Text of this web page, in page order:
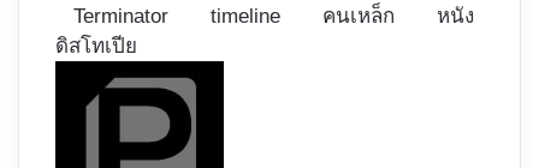
Terminator
timeline คนเหล็ก
หนัง
ดิสโทเปีย